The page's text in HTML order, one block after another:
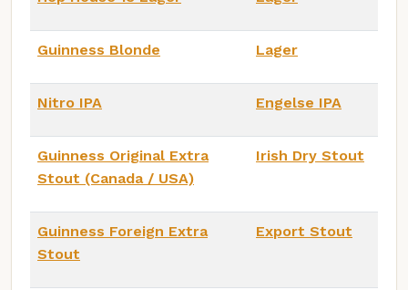
Guinness Blonde Lager
Nitro IPA Engelse IPA
Guinness Original Extra
Stout (Canada / USA)
Irish Dry Stout
Guinness Foreign Extra
Stout
Export Stout